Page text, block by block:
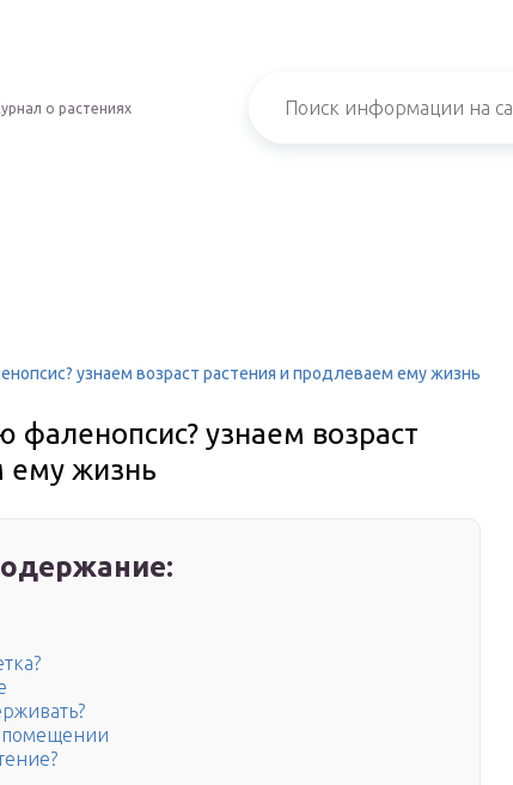
о растениях
узнаем возраст растения и продлеваем ему жизнь
узнаем возраст
ему жизнь
помещении